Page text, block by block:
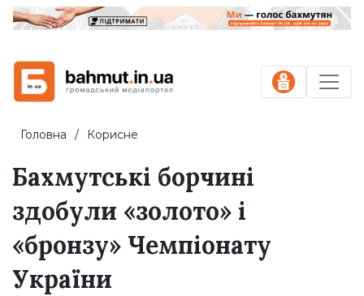
Головна Корисне
Бахмутські борчині
здобули «золото» і
«бронзу» Чемпіонату
України